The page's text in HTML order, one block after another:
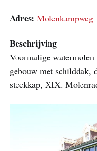
Adres:
Beschrijving
Voormalige watermolen
gebouw met schilddak,
steekkap, XIX.